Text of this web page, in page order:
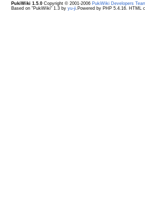
PukiWiki 1.5.0Copyright © 2001-2006 PukiWiki Developers
Based on "PukiWiki" 1.3 by yu-ji.Powered by PHP 5.4.16. HTML